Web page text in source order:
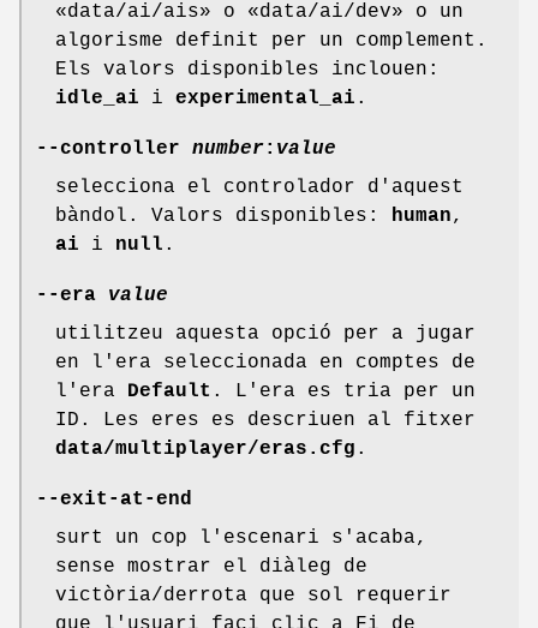
«data/ai/ais» o «data/ai/dev» o un
algorisme definit per un complement.
Els valors disponibles inclouen:
idle_ai i experimental_ai .
--controller number: value
selecciona el controlador d'aquest
bàndol. Valors disponibles: human,
ai i null .
--era value
utilitzeu aquesta opció per a jugar
en l'era seleccionada en comptes de
l'era Default . L'era es tria per un
ID. Les eres es descriuen al fitxer
data/multiplayer/eras.cfg .
--exit-at-end
surt un cop l'escenari s'acaba,
sense mostrar el diàleg de
victòria/derrota que sol requerir